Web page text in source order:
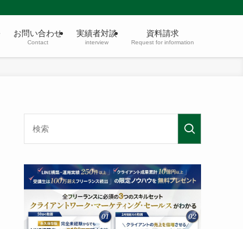
お問い合わせ
Contact
実績者対談
interview
資料請求
Request for information